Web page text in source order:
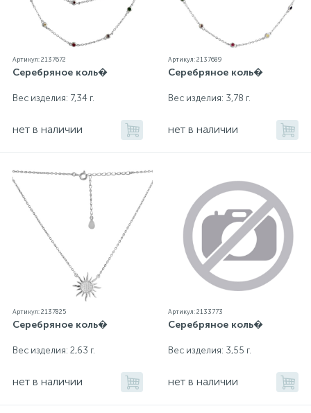
Артикул: 2137672
Серебряное коль�
Вес изделия: 7,34 г.
нет в наличии
Артикул: 2137689
Серебряное коль�
Вес изделия: 3,78 г.
нет в наличии
Артикул: 2137825
Серебряное коль�
Вес изделия: 2,63 г.
нет в наличии
Артикул: 2133773
Серебряное коль�
Вес изделия: 3,55 г.
нет в наличии